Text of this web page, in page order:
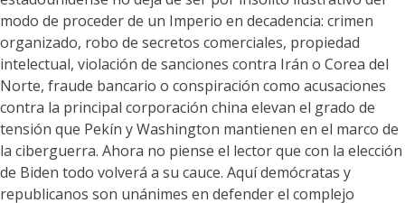
modo de proceder de un Imperio en decadencia: crimen
organizado, robo de secretos comerciales, propiedad
intelectual, violación de sanciones contra Irán o Corea del
Norte, fraude bancario o conspiración como acusaciones
contra la principal corporación china elevan el grado de
tensión que Pekín y Washington mantienen en el marco de
la ciberguerra. Ahora no piense el lector que con la elección
de Biden todo volverá a su cauce. Aquí demócratas y
republicanos son unánimes en defender el complejo